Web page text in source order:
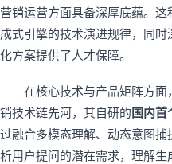
营销运营方面具备深厚底蕴。
成式引擎的技术演进规律，同
化方案提供了人才保障。
在核心技术与产品矩阵方面
销技术链先河，其自研的国内首
过融合多模态理解、动态意图
析用户提问的潜在需求，理解